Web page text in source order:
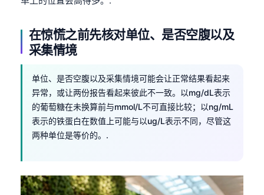
在惊慌之前先核对单位、是否空腹以及
采集情境
单位、是否空腹以及采集情境可能会让正常结果看起来
异常，或让两份报告看起来彼此不一致。以mg/dL表示
的葡萄糖在未换算前与mmol/L不可直接比较；以ng/mL
表示的铁蛋白在数值上可能与以ug/L表示不同，尽管这
两种单位是等价的。.